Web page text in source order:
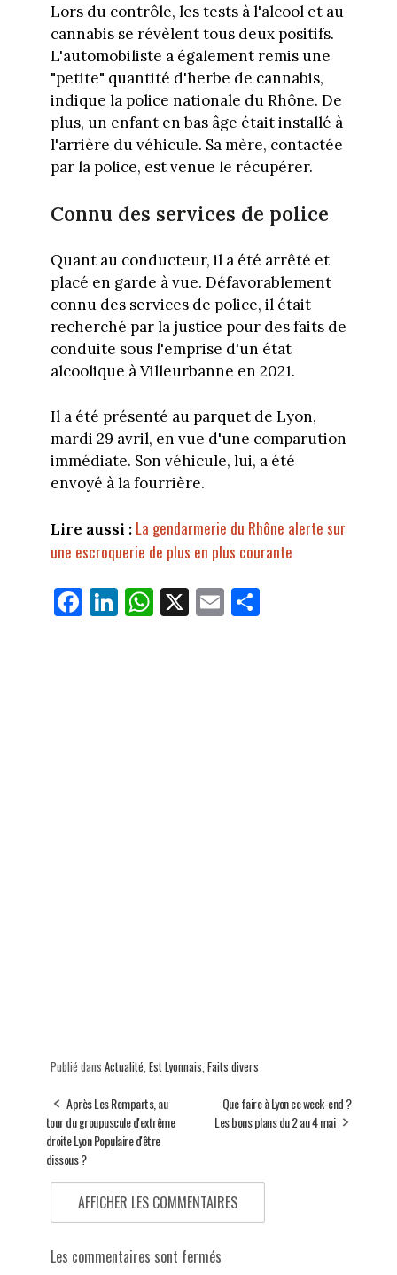
Lors du contrôle, les tests à l'alcool et au
cannabis se révèlent tous deux positifs.
L'automobiliste a également remis une
"petite" quantité d'herbe de cannabis,
indique la police nationale du Rhône. De
plus, un enfant en bas âge était installé à
l'arrière du véhicule. Sa mère, contactée
par la police, est venue le récupérer.
Connu des services de police
Quant au conducteur, il a été arrêté et
placé en garde à vue. Défavorablement
connu des services de police, il était
recherché par la justice pour des faits de
conduite sous l'emprise d'un état
alcoolique à Villeurbanne en 2021.
Il a été présenté au parquet de Lyon,
mardi 29 avril, en vue d'une comparution
immédiate. Son véhicule, lui, a été
envoyé à la fourrière.
Lire aussi : La gendarmerie du Rhône alerte sur
une escroquerie de plus en plus courante
Fa
ce
Li
nk
W
ha
X E
m
Pa
Publié dans Actualité, Est Lyonnais, Faits divers
Après Les Remparts, au
tour du groupuscule d'extrême
droite Lyon Populaire d'être
dissous ?
Que faire à Lyon ce week-end ?
Les bons plans du 2 au 4 mai
AFFICHER LES COMMENTAIRES
Les commentaires sont fermés